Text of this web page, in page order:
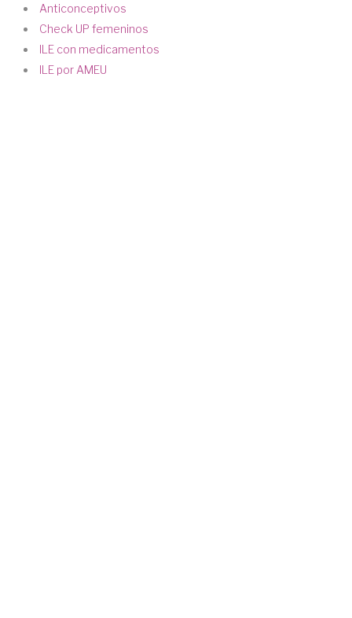
Anticonceptivos
Check UP femeninos
ILE con medicamentos
ILE por AMEU